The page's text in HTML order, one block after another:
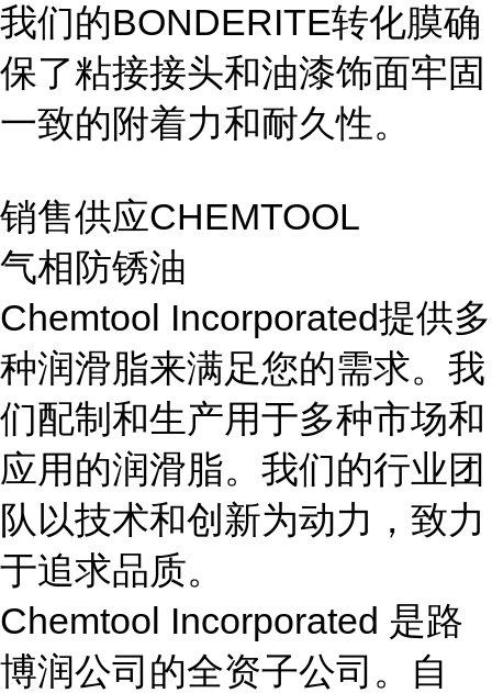
我们的BONDERITE转化膜确
保了粘接接头和油漆饰面牢固
一致的附着力和耐久性。
销售供应CHEMTOOL
气相防锈油
Chemtool Incorporated提供多
种润滑脂来满足您的需求。我
们配制和生产用于多种市场和
应用的润滑脂。我们的行业团
队以技术和创新为动力，致力
于追求品质。
Chemtool Incorporated 是路
博润公司的全资子公司。自